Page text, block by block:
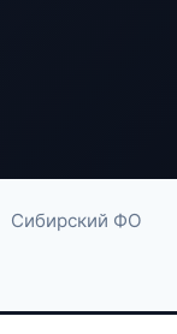
Сибирский ФО